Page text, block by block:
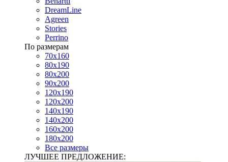
DreamLine
Agreen
Stories
Perrino
По размерам
70х160
80х190
80х200
90х200
120х190
120х200
140х190
140х200
160х200
180х200
Все размеры
ЛУЧШЕЕ ПРЕДЛОЖЕНИЕ: